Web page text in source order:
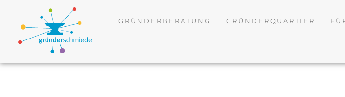
GRÜNDERBERATUNG GRÜNDERQUARTIER